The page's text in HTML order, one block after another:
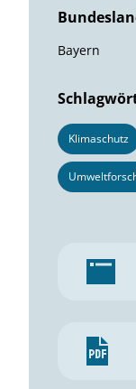
Bayern
Klimaschutz